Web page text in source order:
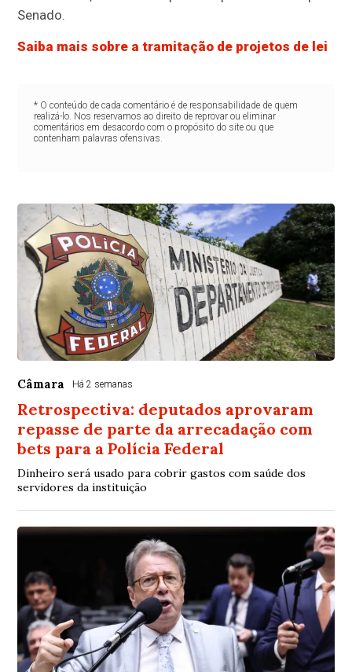
Senado.
Saiba mais sobre a tramitação de projetos de lei
* O conteúdo de cada comentário é de responsabilidade de quem
realizá-lo. Nos reservamos ao direito de reprovar ou eliminar
comentários em desacordo com o propósito do site ou que
contenham palavras ofensivas.
Câmara Há 2 semanas
Retrospectiva: deputados aprovaram
repasse de parte da arrecadação com
bets para a Polícia Federal
Dinheiro será usado para cobrir gastos com saúde dos
servidores da instituição